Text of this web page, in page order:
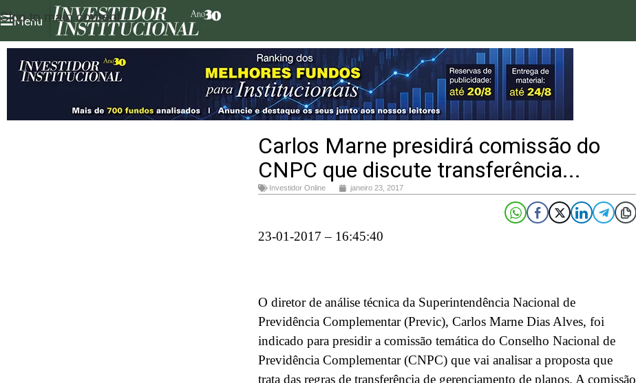
Skip to main content
Menu
Carlos Marne presidirá comissão do
CNPC que discute transferência...
Investidor Online janeiro 23, 2017
23-01-2017 – 16:45:40
O diretor de análise técnica da Superintendência Nacional de
Previdência Complementar (Previc), Carlos Marne Dias Alves, foi
indicado para presidir a comissão temática do Conselho Nacional de
Previdência Complementar (CNPC) que vai analisar a proposta que
trata das regras de transferência de gerenciamento de planos. A comissão